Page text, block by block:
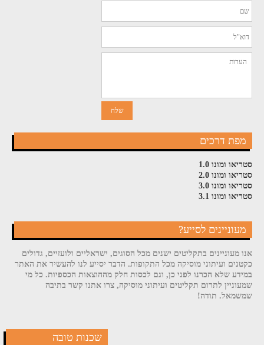
מפת דרכים
סטריאו ומונו 1.0
סטריאו ומונו 2.0
סטריאו ומונו 3.0
סטריאו ומונו 3.1
מעוניינים לסייע?
אנו מעוניינים בתקליטים ישנים מכל הסוגים, ישראליים ולועזיים, גדולים
כקטנים ועיתוני מוסיקה מכל התקופות. הדבר יסייע לנו להעשיר את האתר
במידע שלא הכרנו לפני כן, וגם לכסות חלק מההוצאות הכספיות. כל מי
שמעוניין לתרום תקליטים ועיתוני מוסיקה, צרו אתנו קשר בתיבה
שמשמאל. תודה!
שכנות טובה